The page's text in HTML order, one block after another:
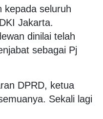
kepada seluruh
Jakarta.
dinilai telah
sebagai Pj
DPRD, ketua
Sekali lagi